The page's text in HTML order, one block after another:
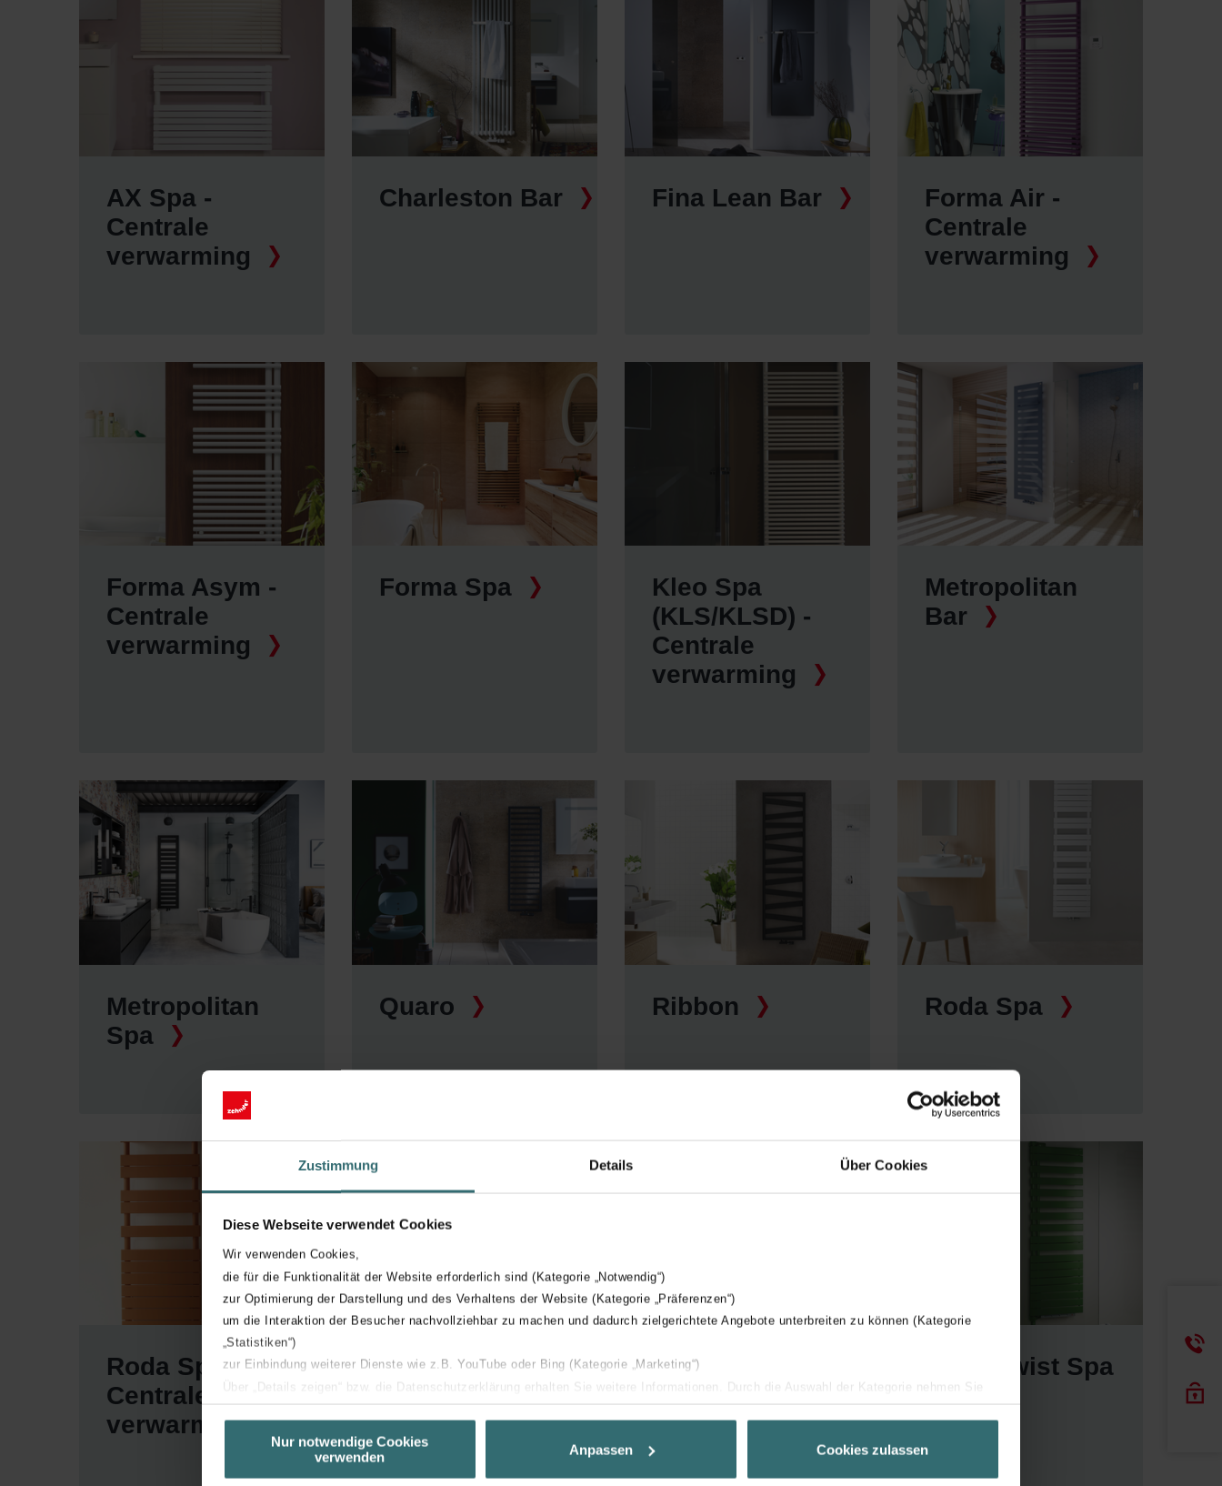
Zustimmung Details Über Cookies
Diese Webseite verwendet Cookies
Wir verwenden Cookies,
die für die Funktionalität der Website erforderlich sind (Kategorie „Notwendig“)
zur Optimierung der Darstellung und des Verhaltens der Website (Kategorie „Präferenzen“)
um die Interaktion der Besucher nachvollziehbar zu machen und dadurch zielgerichtete Angebote unterbreiten zu können (Kategorie
„Statistiken“)
zur Einbindung weiterer Dienste wie z.B. YouTube oder Bing (Kategorie „Marketing“)
Über „Details zeigen“ bzw. die Datenschutzerklärung erhalten Sie weitere Informationen. Durch die Auswahl der Kategorie nehmen Sie
unserer Website verwenden, um Ihnen die bestmögliche Nutzererfahrung zu ermöglichen und Ihnen maßgeschneiderte Informationen
basierend auf Ihren Interessen zur Verfügung zu stellen. Alle Einwilligungen können Sie selbstverständlich über einen Link in der
Datenschutzerklärung widerrufen.
Nur notwendige Cookies
verwenden
Anpassen Cookies zulassen
AX Spa -
Centrale
verwarming
Charleston Bar Fina Lean Bar
Forma Air -
Centrale
verwarming
Forma Asym -
Centrale
verwarming
Forma Spa
Kleo Spa
(KLS/KLSD) -
Centrale
verwarming
Metropolitan
Bar
Metropolitan
Spa
Quaro Ribbon Roda Spa
Roda Spa Air -
Centrale
verwarming
Roda Spa
Asym -
Centrale
verwarming
Roda Spa Air
Asym -
Centrale
verwarming
Roda Twist Spa
Air